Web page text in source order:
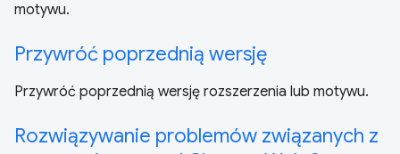
motywu.
Przywróć poprzednią wersję
Przywróć poprzednią wersję rozszerzenia lub motywu.
Rozwiązywanie problemów związanych z